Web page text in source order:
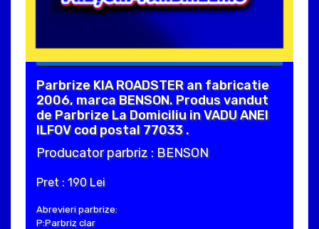
Parbrize KIA ROADSTER an fabricatie
2006, marca BENSON. Produs vandut
de Parbrize La Domiciliu in VADU ANEI
ILFOV cod postal 77033 .
Producator parbriz : BENSON
Pret : 190 Lei
Abrevieri parbrize:
P:Parbriz clar